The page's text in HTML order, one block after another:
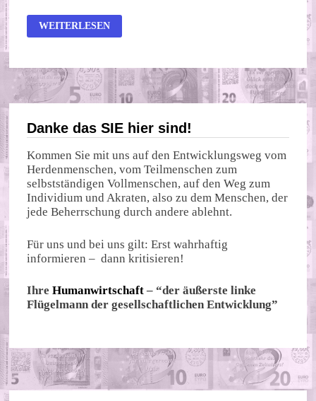
LEUCHTURM
ARD
WEITERLESEN
Danke das SIE hier sind!
Kommen Sie mit uns auf den Entwicklungsweg vom
Herdenmenschen, vom Teilmenschen zum
selbstständigen Vollmenschen, auf den Weg zum
Individium und Akraten, also zu dem Menschen, der
jede Beherrschung durch andere ablehnt.
Für uns und bei uns gilt: Erst wahrhaftig
informieren – dann kritisieren!
IhreHumanwirtschaft – “der äußerste linke
Flügelmann der gesellschaftlichen Entwicklung”